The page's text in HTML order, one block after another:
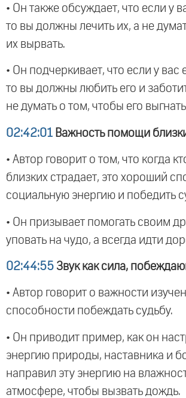
• Он также обсуждает, что если у
то вы должны лечить их, а не
их вырвать.
• Он подчеркивает, что если у вас
то вы должны любить его и
не думать о том, чтобы его
02:42:01 Важность помощи
• Автор говорит о том, что когда
близких страдает, это хороший
социальную энергию и победить
• Он призывает помогать своим
уповать на чудо, а всегда идти
02:44:55 Звук как сила,
• Автор говорит о важности
способности побеждать судьбу.
• Он приводит пример, как он
энергию природы, наставника и
направил эту энергию на
атмосфере, чтобы вызвать дождь.